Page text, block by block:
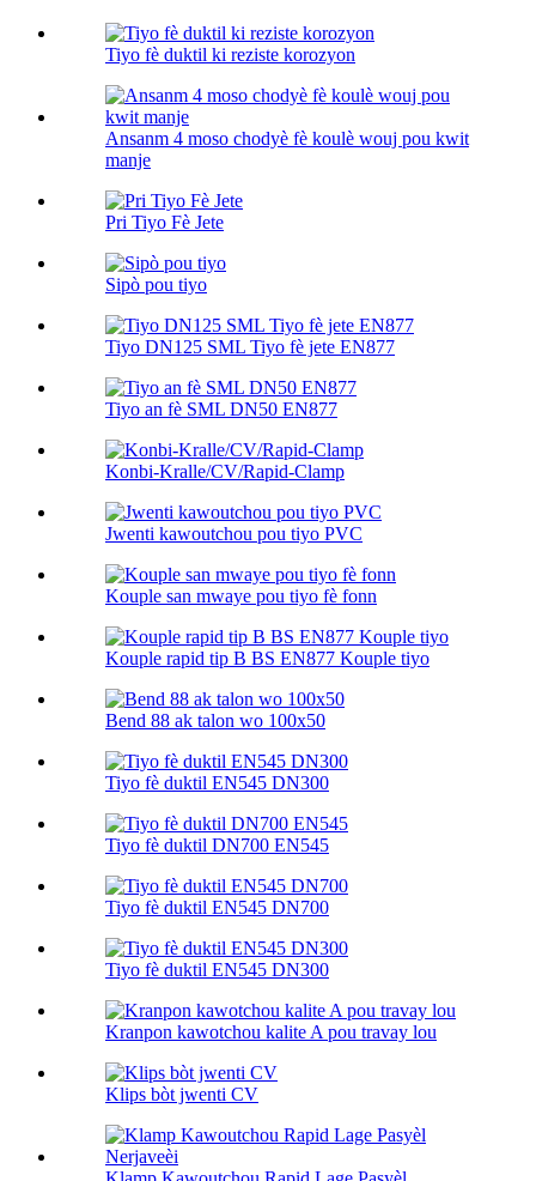
Tiyo fè duktil ki reziste korozyon
Ansanm 4 moso chodyè fè koulè wouj pou kwit
manje
Pri Tiyo Fè Jete
Sipò pou tiyo
Tiyo DN125 SML Tiyo fè jete EN877
Tiyo an fè SML DN50 EN877
Konbi-Kralle/CV/Rapid-Clamp
Jwenti kawoutchou pou tiyo PVC
Kouple san mwaye pou tiyo fè fonn
Kouple rapid tip B BS EN877 Kouple tiyo
Bend 88 ak talon wo 100х50
Tiyo fè duktil EN545 DN300
Tiyo fè duktil DN700 EN545
Tiyo fè duktil EN545 DN700
Tiyo fè duktil EN545 DN300
Kranpon kawotchou kalite A pou travay lou
Klips bòt jwenti CV